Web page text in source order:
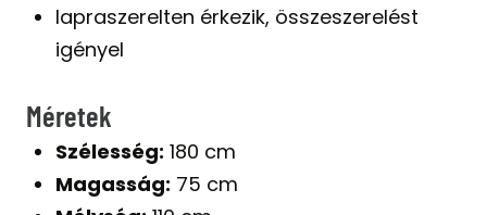
lapraszerelten érkezik, összeszerelést
igényel
Méretek
Szélesség: 180 cm
Magasság: 75 cm